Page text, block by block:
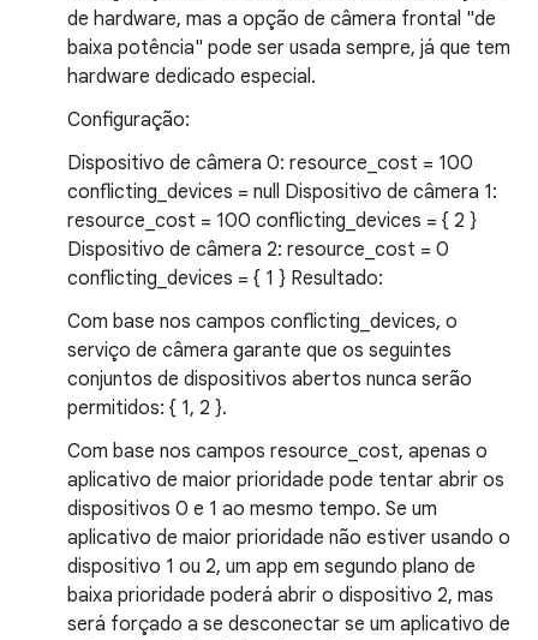
de hardware, mas a opção de câmera frontal "de
baixa potência" pode ser usada sempre, já que tem
hardware dedicado especial.
Configuração:
Dispositivo de câmera 0: resource_cost = 100
conflicting_devices = null Dispositivo de câmera 1:
resource_cost = 100 conflicting_devices = { 2 }
Dispositivo de câmera 2: resource_cost = 0
conflicting_devices = { 1 } Resultado:
Com base nos campos conflicting_devices, o
serviço de câmera garante que os seguintes
conjuntos de dispositivos abertos nunca serão
permitidos: { 1, 2 }.
Com base nos campos resource_cost, apenas o
aplicativo de maior prioridade pode tentar abrir os
dispositivos 0 e 1 ao mesmo tempo. Se um
aplicativo de maior prioridade não estiver usando o
dispositivo 1 ou 2, um app em segundo plano de
baixa prioridade poderá abrir o dispositivo 2, mas
será forçado a se desconectar se um aplicativo de